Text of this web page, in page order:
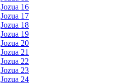
Jozua 16
Jozua 17
Jozua 18
Jozua 19
Jozua 20
Jozua 21
Jozua 22
Jozua 23
Jozua 24